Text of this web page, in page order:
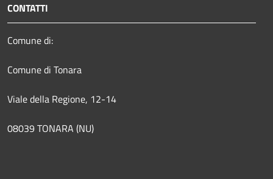
CONTATTI
Comune di:
Comune di Tonara
Viale della Regione, 12-14
08039 TONARA (NU)